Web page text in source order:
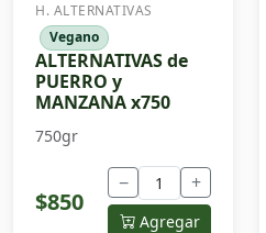
H. ALTERNATIVAS
Vegano
ALTERNATIVAS de
PUERRO y
MANZANA x750
750gr
$850
− +
Agregar